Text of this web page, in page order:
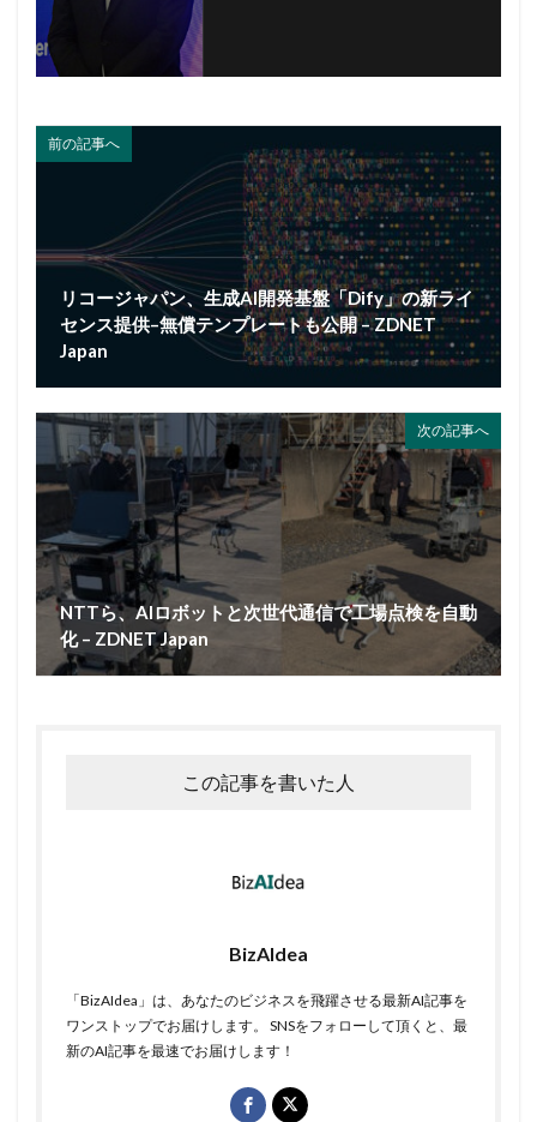
前の記事へ
リコージャパン、生成AI開発基盤「Dify」の新ライ
センス提供–無償テンプレートも公開 – ZDNET
Japan
次の記事へ
NTTら、AIロボットと次世代通信で工場点検を自動
化 – ZDNET Japan
この記事を書いた人
BizAIdea
「BizAIdea」は、あなたのビジネスを飛躍させる最新AI記事を
ワンストップでお届けします。 SNSをフォローして頂くと、最
新のAI記事を最速でお届けします！